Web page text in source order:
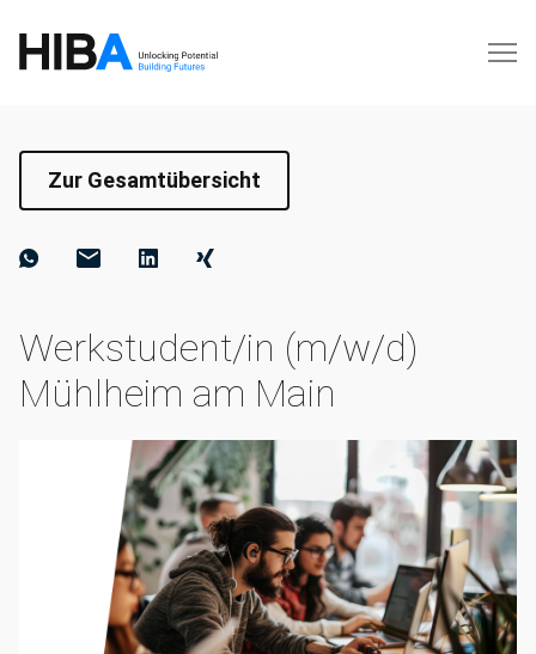
Zur Gesamtübersicht
Werkstudent/in (m/w/d)
Mühlheim am Main